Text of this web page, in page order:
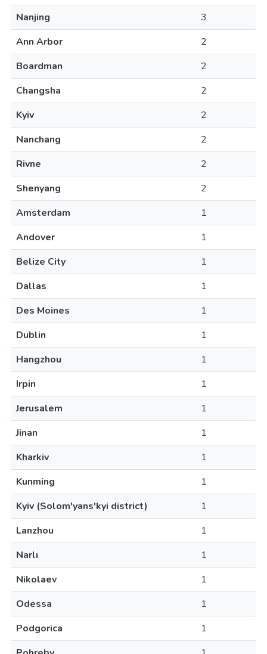
Nanjing
3
Ann Arbor
2
Boardman
2
Changsha
2
Kyiv
2
Nanchang
2
Rivne
2
Shenyang
2
Amsterdam
1
Andover
1
Belize City
1
Dallas
1
Des Moines
1
Dublin
1
Hangzhou
1
Irpin
1
Jerusalem
1
Jinan
1
Kharkiv
1
Kunming
1
Kyiv (Solom'yans'kyi district)
1
Lanzhou
1
Narlı
1
Nikolaev
1
Odessa
1
Podgorica
1